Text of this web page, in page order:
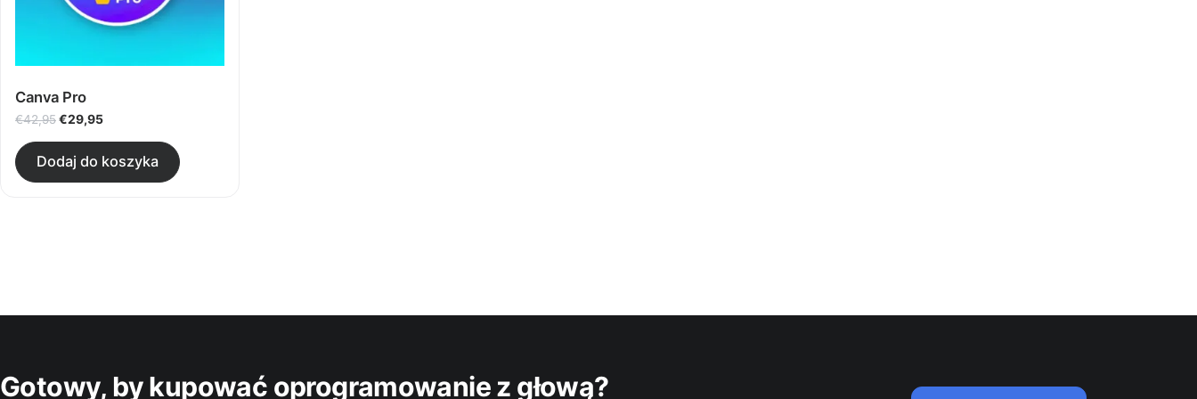
Canva Pro
€42,95Pierwotna cena wynosiła: €42,95.
€29,95Aktualna cena wynosi: €29,95.
Dodaj do koszyka
Gotowy, by kupować oprogramowanie z głową?